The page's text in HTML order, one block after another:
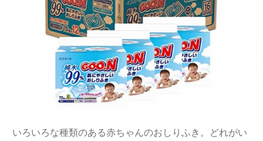
いろいろな種類のある赤ちゃんのおしりふき。どれがい